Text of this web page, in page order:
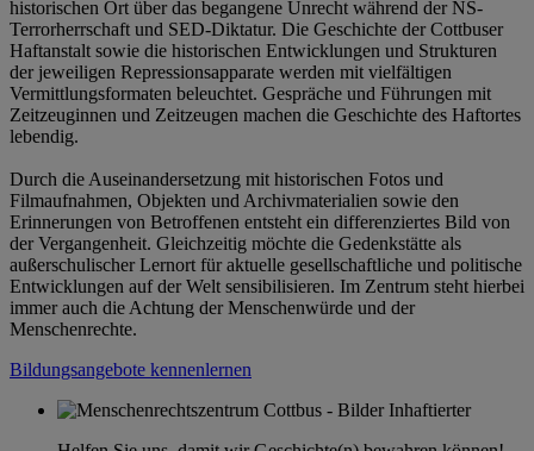
historischen Ort über das begangene Unrecht während der NS-
Terrorherrschaft und SED-Diktatur. Die Geschichte der Cottbuser
Haftanstalt sowie die historischen Entwicklungen und Strukturen
der jeweiligen Repressionsapparate werden mit vielfältigen
Vermittlungsformaten beleuchtet. Gespräche und Führungen mit
Zeitzeuginnen und Zeitzeugen machen die Geschichte des Haftortes
lebendig.
Durch die Auseinandersetzung mit historischen Fotos und
Filmaufnahmen, Objekten und Archivmaterialien sowie den
Erinnerungen von Betroffenen entsteht ein differenziertes Bild von
der Vergangenheit. Gleichzeitig möchte die Gedenkstätte als
außerschulischer Lernort für aktuelle gesellschaftliche und politische
Entwicklungen auf der Welt sensibilisieren. Im Zentrum steht hierbei
immer auch die Achtung der Menschenwürde und der
Menschenrechte.
Bildungsangebote kennenlernen